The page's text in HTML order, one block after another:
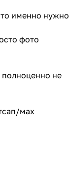
именно нужно
фото
полноценно не
мах